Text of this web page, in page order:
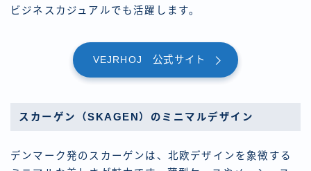
ビジネスカジュアルでも活躍します。
VEJRHOJ 公式サイト
スカーゲン（SKAGEN）のミニマルデザイン
デンマーク発のスカーゲンは、北欧デザインを象徴する